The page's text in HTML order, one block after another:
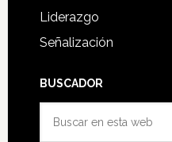
Liderazgo
Señalización
BUSCADOR